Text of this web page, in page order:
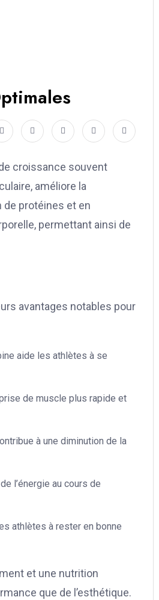
croissance souvent
améliore la
de protéines et en
permettant ainsi de
avantages notables pour
aide les athlètes à se
de muscle plus rapide et
à une diminution de la
l’énergie au cours de
athlètes à rester en bonne
et une nutrition
que de l’esthétique.